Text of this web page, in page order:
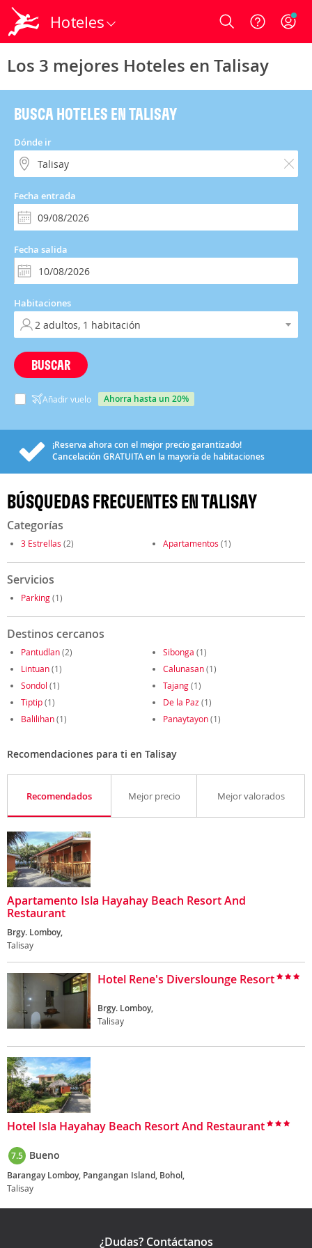
Hoteles Login
Los 3 mejores Hoteles en Talisay
BUSCA HOTELES EN TALISAY
Dónde ir
Fecha entrada
Fecha salida
Habitaciones
BUSCAR
Añadir vuelo ahorra hasta un 20%
¡Reserva ahora con el mejor precio garantizado!
Cancelación GRATUITAen la mayoría de habitaciones
BÚSQUEDAS FRECUENTES EN TALISAY
Categorías
3 Estrellas (2) Apartamentos (1)
Servicios
Parking(1)
Destinos cercanos
Pantudlan(2) Sibonga (1)
Lintuan(1) Calunasan(1)
Sondol (1) Tajang(1)
Tiptip(1) De la Paz (1)
Balilihan(1) Panaytayon(1)
Recomendaciones para ti en Talisay
Recomendados Mejor precio Mejor valorados
Apartamento Isla Hayahay Beach Resort And
Restaurant
Brgy. Lomboy,
Talisay
Hotel Rene's Diverslounge Resort
Brgy. Lomboy,
Talisay
Hotel Isla Hayahay Beach Resort And Restaurant
7.5 Bueno
Barangay Lomboy, Pangangan Island, Bohol,
Talisay
¿Dudas? Contáctanos